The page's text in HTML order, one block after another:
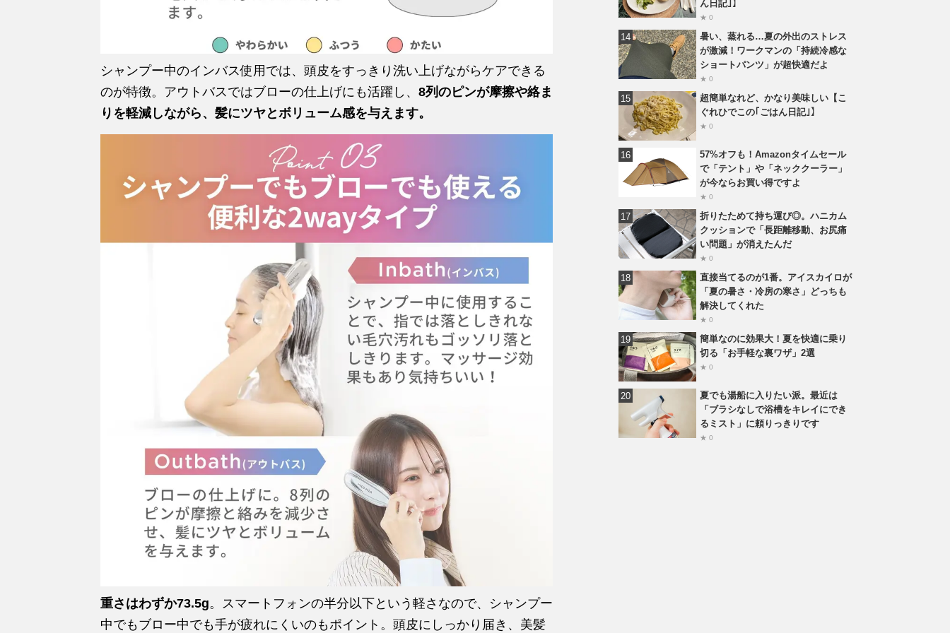
シャンプー中のインバス使用では、頭皮をすっきり洗い上げながらケアできる
のが特徴。アウトバスではブローの仕上げにも活躍し、 8列のピンが摩擦や絡ま
りを軽減しながら、髪にツヤとボリューム感を与えます。
重さはわずか73.5g。スマートフォンの半分以下という軽さなので、シャンプー
中でもブロー中でも手が疲れにくいのもポイント。頭皮にしっかり届き、美髪
ん日記｣】
★ 0
暑い、蒸れる…夏の外出のストレス
が激減！ワークマンの「持続冷感な
ショートパンツ」が超快適だよ
★ 0
超簡単なれど、かなり美味しい【こ
ぐれひでこの｢ごはん日記｣】
★ 0
57%オフも！Amazonタイムセール
で「テント」や「ネッククーラー」
が今ならお買い得ですよ
★ 0
折りたためて持ち運び◎。ハニカム
クッションで「長距離移動、お尻痛
い問題」が消えたんだ
★ 0
直接当てるのが1番。アイスカイロが
「夏の暑さ・冷房の寒さ」どっちも
解決してくれた
★ 0
簡単なのに効果大！夏を快適に乗り
切る「お手軽な裏ワザ」2選
★ 0
夏でも湯船に入りたい派。最近は
「ブラシなしで浴槽をキレイにでき
るミスト」に頼りっきりです
★ 0